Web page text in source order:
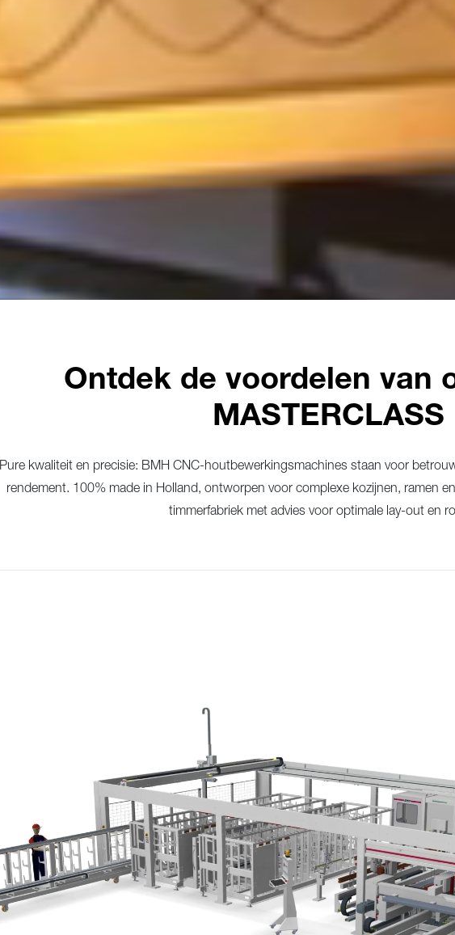
Ontdek de voordelen van
MASTERCLASS
Pure kwaliteit en precisie: BMH CNC-houtbewerkingsmachines staan voor
rendement. 100% made in Holland, ontworpen voor complexe kozijnen, ramen
timmerfabriek met advies voor optimale lay-out en